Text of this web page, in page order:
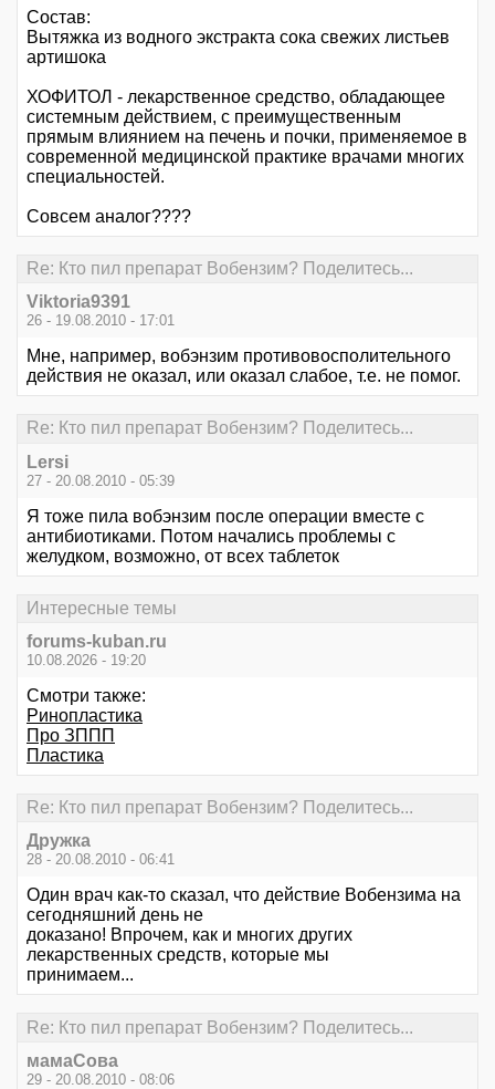
Состав:
Вытяжка из водного экстракта сока свежих листьев
артишока
ХОФИТОЛ - лекарственное средство, обладающее
системным действием, с преимущественным
прямым влиянием на печень и почки, применяемое в
современной медицинской практике врачами многих
специальностей.
Совсем аналог????
Re: Кто пил препарат Вобензим? Поделитесь...
Viktoria9391
26 - 19.08.2010 - 17:01
Мне, например, вобэнзим противовосполительного
действия не оказал, или оказал слабое, т.е. не помог.
Re: Кто пил препарат Вобензим? Поделитесь...
Lersi
27 - 20.08.2010 - 05:39
Я тоже пила вобэнзим после операции вместе с
антибиотиками. Потом начались проблемы с
желудком, возможно, от всех таблеток
Интересные темы
forums-kuban.ru
10.08.2026 - 19:20
Смотри также:
Ринопластика
Про ЗППП
Пластика
Re: Кто пил препарат Вобензим? Поделитесь...
Дружка
28 - 20.08.2010 - 06:41
Один врач как-то сказал, что действие Вобензима на
сегодняшний день не
доказано! Впрочем, как и многих других
лекарственных средств, которые мы
принимаем...
Re: Кто пил препарат Вобензим? Поделитесь...
мамаСова
29 - 20.08.2010 - 08:06